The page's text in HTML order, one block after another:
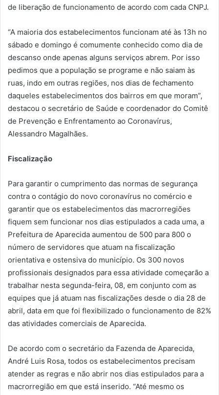
de liberação de funcionamento de acordo com cada CNPJ.
“A maioria dos estabelecimentos funcionam até às 13h no
sábado e domingo é comumente conhecido como dia de
descanso onde apenas alguns serviços abrem. Por isso
pedimos que a população se programe e não saiam às
ruas, indo em outras regiões, nos dias de fechamento
daqueles estabelecimentos dos bairros em que moram”,
destacou o secretário de Saúde e coordenador do Comitê
de Prevenção e Enfrentamento ao Coronavírus,
Alessandro Magalhães.
Fiscalização
Para garantir o cumprimento das normas de segurança
contra o contágio do novo coronavírus no comércio e
garantir que os estabelecimentos das macrorregiões
fiquem sem funcionar nos dias estipulados a cada uma, a
Prefeitura de Aparecida aumentou de 500 para 800 o
número de servidores que atuam na fiscalização
orientativa e ostensiva do município. Os 300 novos
profissionais designados para essa atividade começarão a
trabalhar nesta segunda-feira, 08, em conjunto com as
equipes que já atuam nas fiscalizações desde o dia 28 de
abril, data em que foi flexibilizado o funcionamento de 82%
das atividades comerciais de Aparecida.
De acordo com o secretário da Fazenda de Aparecida,
André Luis Rosa, todos os estabelecimentos precisam
atender as regras e não abrir nos dias estipulados para a
macrorregião em que está inserido. “Até mesmo os